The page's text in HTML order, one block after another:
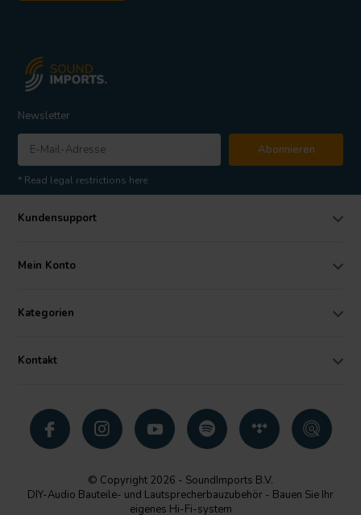
Newsletter
Abonnieren
* Read legal restrictions here
Kundensupport
Mein Konto
Kategorien
Kontakt
© Copyright 2026 - SoundImports B.V.
DIY-Audio Bauteile- und Lautsprecherbauzubehör - Bauen Sie Ihr
eigenes Hi-Fi-system